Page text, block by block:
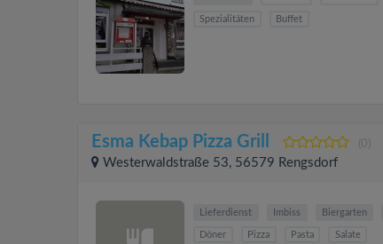
Spezialitäten Buffet
Esma Kebap Pizza Grill (0)
Westerwaldstraße 53, 56579 Rengsdorf
Lieferdienst Imbiss Biergarten
Döner Pizza Pasta Salate